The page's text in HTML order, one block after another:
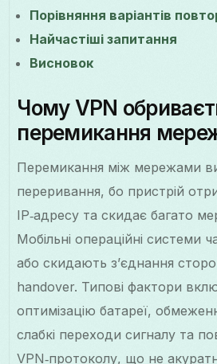
Порівняння варіантів
Найчастіші запитання
Висновок
Чому VPN
перемикання
Перемикання між мережами
переривання, бо пристрій
IP‑адресу та скидає багато
Мобільні операційні системи
або скидають з’єднання
handover. Типові фактори
оптимізацію батареї,
слабкі переходи сигналу та
VPN‑протоколу, що не